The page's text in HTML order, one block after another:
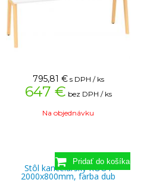
795,81 € s DPH / ks
647 € bez DPH / ks
Na objednávku
Stôl kancelársky ROOT
2000x800mm, farba dub